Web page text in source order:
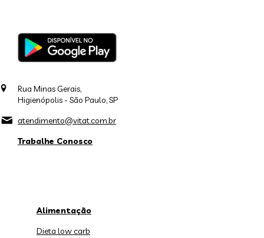
Rua Minas Gerais,
Higienópolis - São Paulo, SP
atendimento@vitat.com.br
Trabalhe Conosco
Alimentação
Dieta low carb